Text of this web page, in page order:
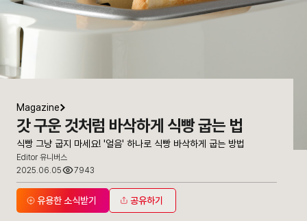
Magazine
갓 구운 것처럼 바삭하게 식빵 굽는 법
식빵 그냥 굽지 마세요! '얼음' 하나로 식빵 바삭하게 굽는 방법
Editor 유니버스
2025.06.05
7943
유용한 소식받기 공유하기